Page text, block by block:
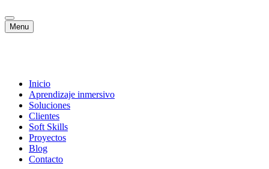
Menu
Inicio
Aprendizaje inmersivo
Soluciones
Clientes
Soft Skills
Proyectos
Blog
Contacto